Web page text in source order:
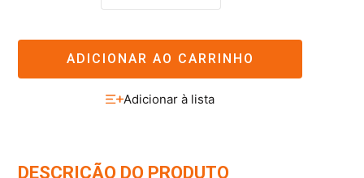
ADICIONAR AO CARRINHO
DESCRIÇÃO DO PRODUTO